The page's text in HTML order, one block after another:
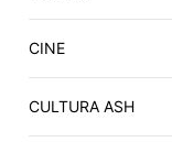
CINE
CULTURA ASH